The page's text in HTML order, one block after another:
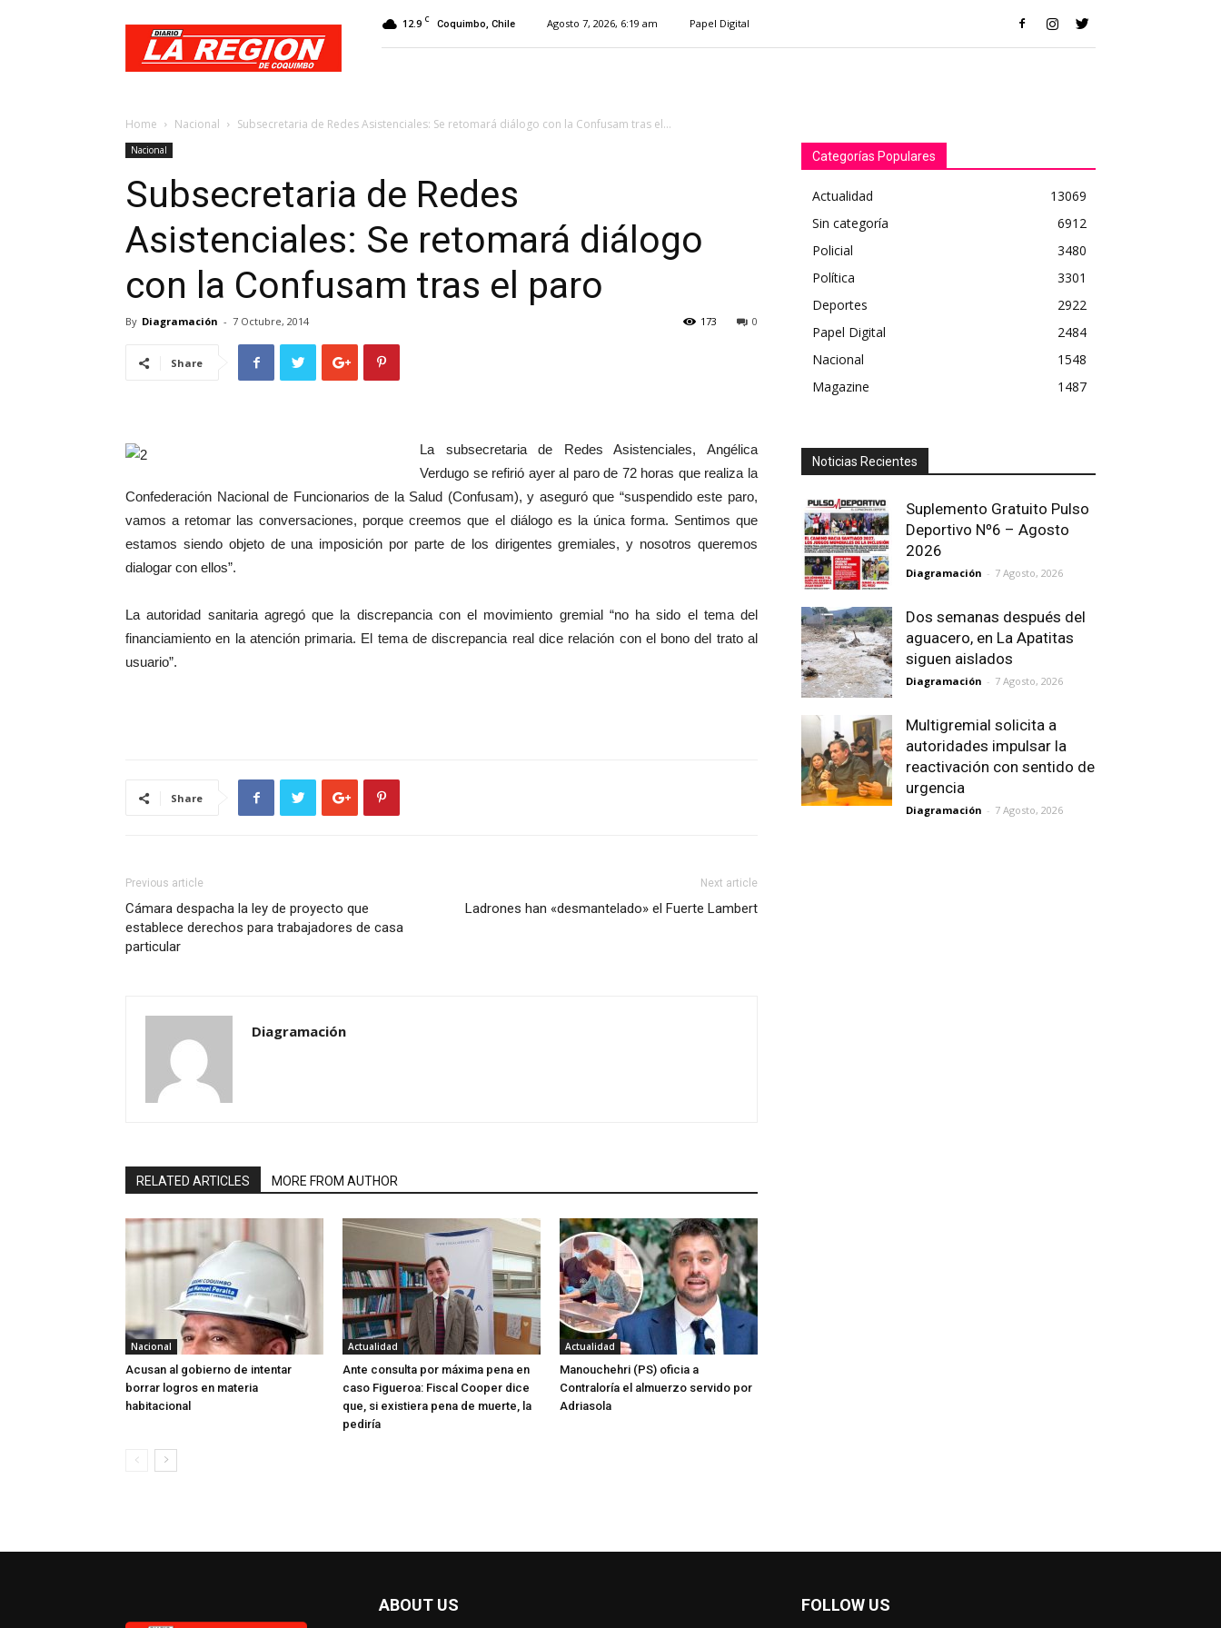
Diario
Región
12.9 C Coquimbo, Chile Agosto 7, 2026, 6:19 am Papel Digital
Home Nacional Subsecretaria de Redes Asistenciales: Se retomará diálogo con la Confusam tras el...
Nacional
Subsecretaria de Redes
Asistenciales: Se retomará diálogo
con la Confusam tras el paro
By Diagramación - 7 Octubre, 2014 0
173
Share
La subsecretaria de Redes Asistenciales, Angélica
Verdugo se refirió ayer al paro de 72 horas que realiza la
Confederación Nacional de Funcionarios de la Salud (Confusam), y aseguró que “suspendido este paro,
vamos a retomar las conversaciones, porque creemos que el diálogo es la única forma. Sentimos que
estamos siendo objeto de una imposición por parte de los dirigentes gremiales, y nosotros queremos
dialogar con ellos”.
La autoridad sanitaria agregó que la discrepancia con el movimiento gremial “no ha sido el tema del
financiamiento en la atención primaria. El tema de discrepancia real dice relación con el bono del trato al
usuario”.
Share
Previous article
Cámara despacha la ley de proyecto que
establece derechos para trabajadores de casa
particular
Next article
Ladrones han «desmantelado» el Fuerte Lambert
Diagramación
RELATED ARTICLES MORE FROM AUTHOR
Nacional
Acusan al gobierno de intentar
borrar logros en materia
habitacional
Actualidad
Ante consulta por máxima pena en
caso Figueroa: Fiscal Cooper dice
que, si existiera pena de muerte, la
pediría
Actualidad
Manouchehri (PS) oficia a
Contraloría el almuerzo servido por
Adriasola
Categorías Populares
Actualidad
13069
Sin categoría
6912
Policial
3480
Política
3301
Deportes
2922
Papel Digital
2484
Nacional
1548
Magazine
1487
Noticias Recientes
Suplemento Gratuito Pulso
Deportivo Nº6 – Agosto
2026
Diagramación - 7 Agosto, 2026
Dos semanas después del
aguacero, en La Apatitas
siguen aislados
Diagramación - 7 Agosto, 2026
Multigremial solicita a
autoridades impulsar la
reactivación con sentido de
urgencia
Diagramación - 7 Agosto, 2026
ABOUT US FOLLOW US